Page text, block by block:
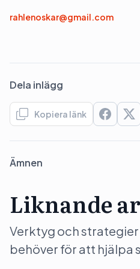
rahlenoskar@gmail.com
Dela inlägg
Kopiera länk
Ämnen
Liknande
Verktyg och
behöver för att hjälpa